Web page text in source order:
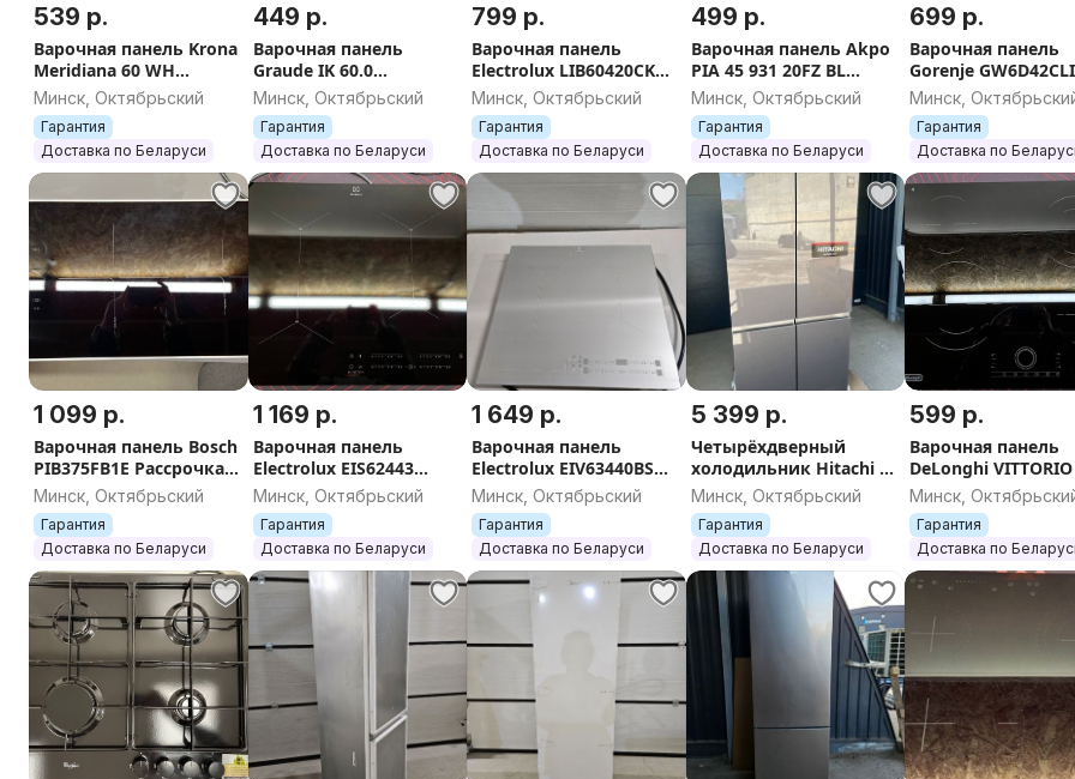
539 р.
Варочная панель Krona
Meridiana 60 WH
Рассрочка, Доставка,
Самовывоз
Минск, Октябрьский
Гарантия
Доставка по Беларуси
449 р.
Варочная панель
Graude IK 60.0
Рассрочка, Гарантия,
Доставка, Самовывоз
Минск, Октябрьский
Гарантия
Доставка по Беларуси
799 р.
Варочная панель
Electrolux LIB60420CK
Рассрочка, Гарантия,
Доставка, Самовывоз
Минск, Октябрьский
Гарантия
Доставка по Беларуси
499 р.
Варочная панель Akpo
PIA 45 931 20FZ BL
Рассрочка, Гарантия,
Доставка, Самовывоз
Минск, Октябрьский
Гарантия
Доставка по Беларуси
699 р.
Варочная панель
Gorenje GW6D42CLI
Рассрочка,
Доставка,
Минск,
Гарантия
Доставка по
1 099 р.
Варочная панель Bosch
PIB375FB1E Рассрочка,
Гарантия, Доставка,
Самовывоз
Минск, Октябрьский
Гарантия
Доставка по Беларуси
1 169 р.
Варочная панель
Electrolux EIS62443
Рассрочка, Гарантия,
Доставка, Самовывоз
Минск, Октябрьский
Гарантия
Доставка по Беларуси
1 649 р.
Варочная панель
Electrolux EIV63440BS
Рассрочка, Гарантия,
Доставка, Самовывоз
Минск, Октябрьский
Гарантия
Доставка по Беларуси
5 399 р.
Четырёхдверный
холодильник Hitachi R-
WB720VUC0GMG
Рассрочка, Гарантия,
Доставка, Самовывоз
Минск, Октябрьский
Гарантия
Доставка по Беларуси
599 р.
Варочная панель
DeLonghi VITTORIO
CR Рассрочка,
Гарантия, Доставка,
Самовывоз
Минск,
Гарантия
Доставка по